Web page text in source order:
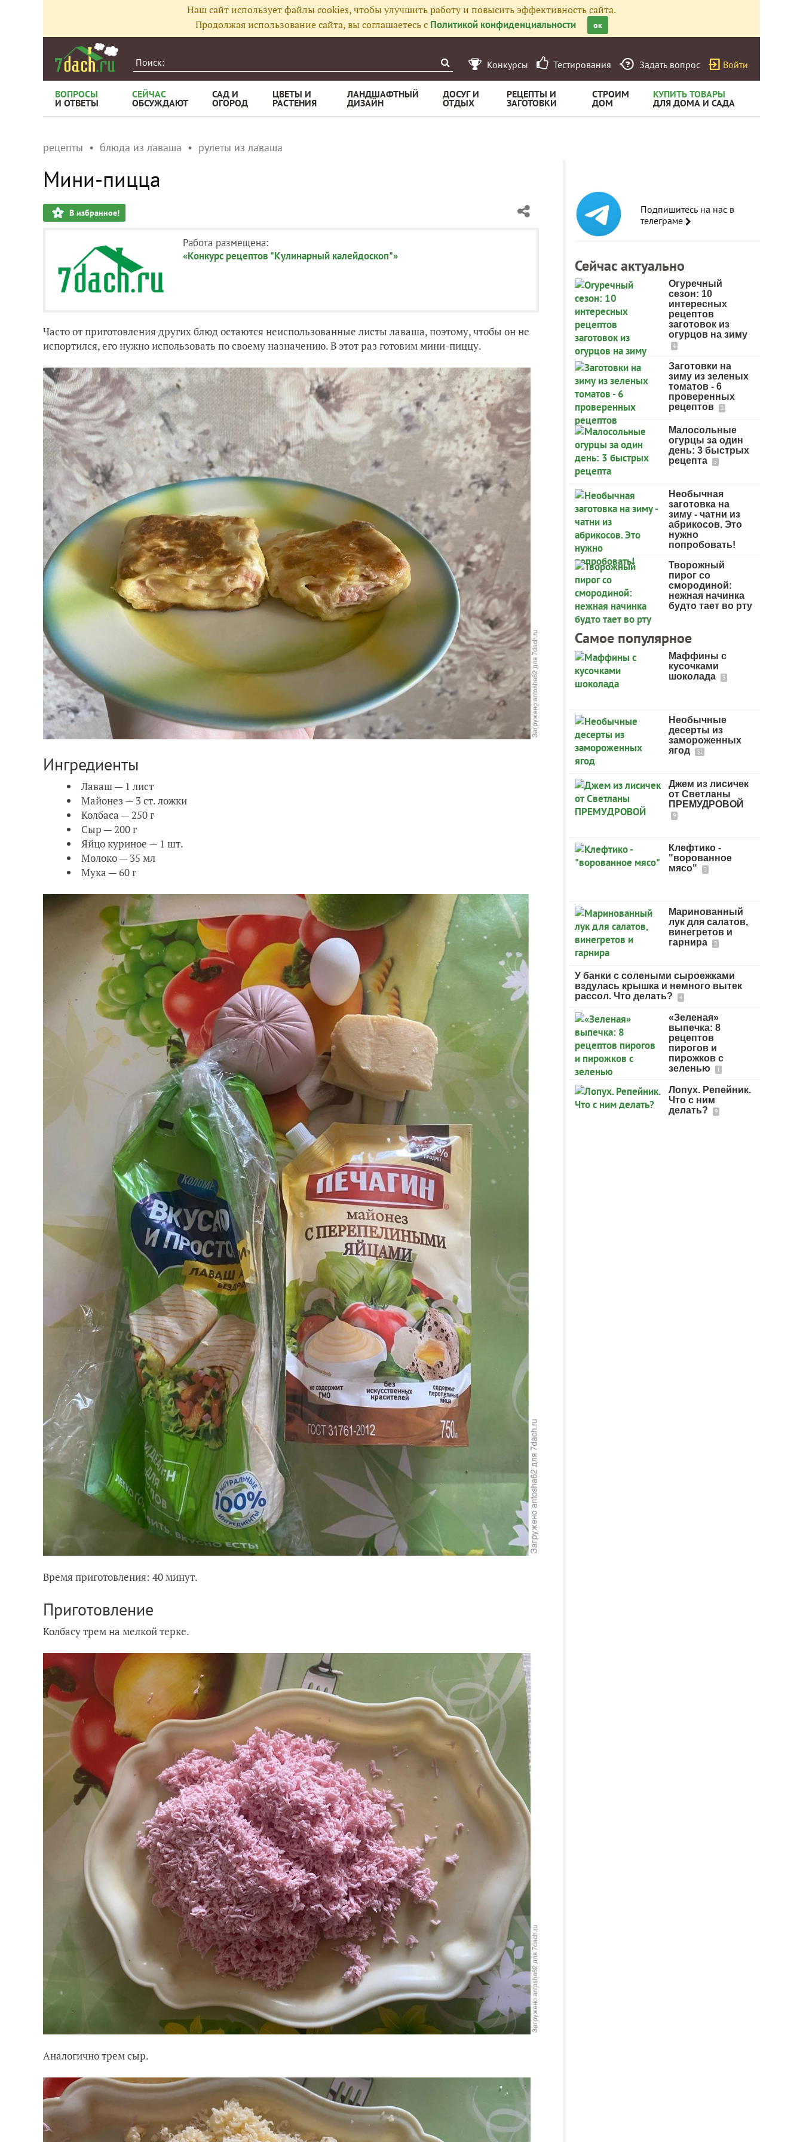
Наш сайт использует файлы cookies, чтобы улучшить работу и повысить эффективность сайта.
Продолжая использование сайта, вы соглашаетесь с Политикой конфиденциальности ок
Конкурсы Тестирования Задать вопрос Войти
ВОПРОСЫ
И ОТВЕТЫ
СЕЙЧАС
ОБСУЖДАЮТ
САД И
ОГОРОД
ЦВЕТЫ И
РАСТЕНИЯ
ЛАНДШАФТНЫЙ
ДИЗАЙН
ДОСУГ И
ОТДЫХ
РЕЦЕПТЫ И
ЗАГОТОВКИ
СТРОИМ
ДОМ
КУПИТЬ ТОВАРЫ
ДЛЯ ДОМА И САДА
рецепты блюда из лаваша рулеты из лаваша
Мини-пицца
В избранное!
Работа размещена:
«Конкурс рецептов "Кулинарный калейдоскоп"»
Часто от приготовления других блюд остаются неиспользованные листы лаваша, поэтому, чтобы он не
испортился, его нужно использовать по своему назначению. В этот раз готовим мини-пиццу.
Ингредиенты
Лаваш — 1 лист
Майонез — 3 ст. ложки
Колбаса — 250 г
Сыр — 200 г
Яйцо куриное — 1 шт.
Молоко — 35 мл
Мука — 60 г
Время приготовления: 40 минут.
Приготовление
Колбасу трем на мелкой терке.
Аналогично трем сыр.
Подпишитесь на нас в
телеграме
Сейчас актуально
Огуречный
сезон: 10
интересных
рецептов
заготовок из
огурцов на зиму
4
Заготовки на
зиму из зеленых
томатов - 6
проверенных
рецептов
2
Малосольные
огурцы за один
день: 3 быстрых
рецепта
5
Необычная
заготовка на
зиму - чатни из
абрикосов. Это
нужно
попробовать!
Творожный
пирог со
смородиной:
нежная начинка
будто тает во рту
Самое популярное
Маффины с
кусочками
шоколада
3
Необычные
десерты из
замороженных
ягод
31
Джем из лисичек
от Светланы
ПРЕМУДРОВОЙ
9
Клефтико -
"ворованное
мясо"
2
Маринованный
лук для салатов,
винегретов и
гарнира
2
У банки с солеными сыроежками
вздулась крышка и немного вытек
рассол. Что делать?
4
«Зеленая»
выпечка: 8
рецептов
пирогов и
пирожков с
зеленью
1
Лопух. Репейник.
Что с ним
делать?
9